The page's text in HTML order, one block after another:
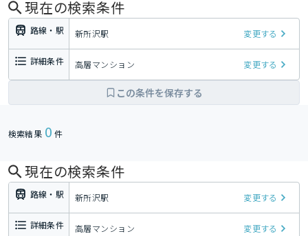
現在の検索条件
路線・駅 新所沢駅 変更する
詳細条件 高層マンション 変更する
この条件を保存する
検索結果 0 件
現在の検索条件
路線・駅 新所沢駅 変更する
詳細条件 高層マンション 変更する